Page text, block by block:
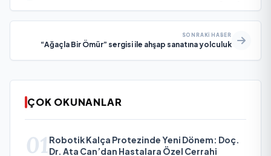
SONRAKI HABER
“Ağaçla Bir Ömür” sergisi ile ahşap sanatına yolculuk
ÇOK OKUNANLAR
01 Robotik Kalça Protezinde Yeni Dönem: Doç.
Dr. Ata Can’dan Hastalara Özel Cerrahi